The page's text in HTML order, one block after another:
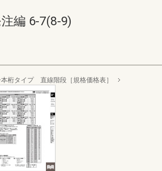
編 6-7(8-9)
本桁タイプ 直線階段［規格価格表］